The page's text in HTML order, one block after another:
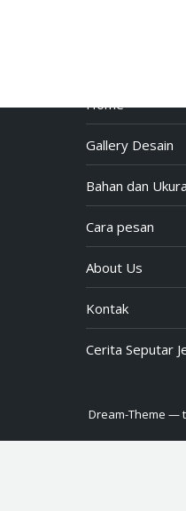
Home
Gallery Desain
Bahan dan
Cara pesan
About Us
Kontak
Cerita Seputar
Dream-Theme —